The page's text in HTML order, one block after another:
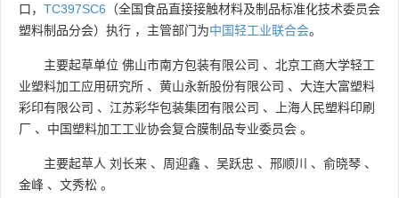
口， TC397SC6 （全国食品直接接触材料及制品标准化技术委员会
塑料制品分会）执行 ，主管部门为中国轻工业联合会。
主要起草单位 佛山市南方包装有限公司 、 北京工商大学轻工
业塑料加工应用研究所 、 黄山永新股份有限公司 、 大连大富塑料
彩印有限公司 、 江苏彩华包装集团有限公司 、
上海人民塑料印刷
厂 、 中国塑料加工工业协会复合膜制品专业委员会 。
主要起草人 刘长来 、 周迎鑫 、 吴跃忠 、 邢顺川 、 俞晓琴 、
金峰 、 文秀松 。